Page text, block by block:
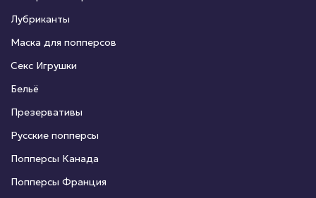
Лубриканты
Маска для попперсов
Секс Игрушки
Бельё
Презервативы
Русские попперсы
Попперсы Канада
Попперсы Франция